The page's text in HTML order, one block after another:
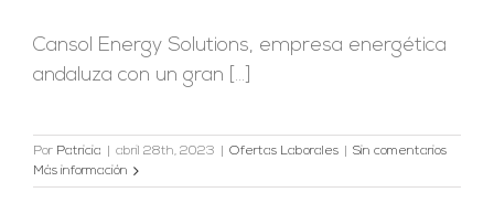
Cansol Energy Solutions, empresa energética
andaluza con un gran [...]
Por Patricia abril 28th, 2023 Ofertas Laborales
Sin comentarios
Más información